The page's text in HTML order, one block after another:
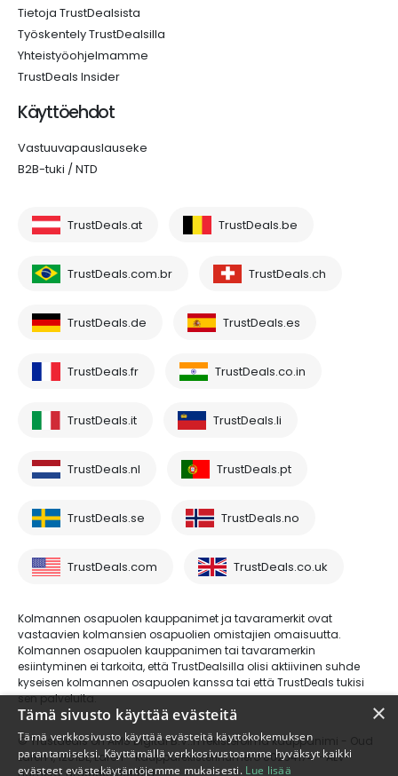
Tietoja TrustDealsista
Työskentely TrustDealsilla
Yhteistyöohjelmamme
TrustDeals Insider
Käyttöehdot
Vastuuvapauslauseke
B2B-tuki / NTD
TrustDeals.at TrustDeals.be
TrustDeals.com.br TrustDeals.ch
TrustDeals.de TrustDeals.es
TrustDeals.fr TrustDeals.co.in
TrustDeals.it TrustDeals.li
TrustDeals.nl TrustDeals.pt
TrustDeals.se TrustDeals.no
TrustDeals.com TrustDeals.co.uk
Kolmannen osapuolen kauppanimet ja tavaramerkit ovat
vastaavien kolmansien osapuolien omistajien omaisuutta.
Kolmannen osapuolen kauppanimen tai tavaramerkin
esiintyminen ei tarkoita, että TrustDealsilla olisi aktiivinen suhde
kyseisen kolmannen osapuolen kanssa tai että TrustDeals tukisi
sen palveluita.
© Trustdeals on AMS Digital B.V.:n rekisteröimä kauppanimi - Oud
Laren 1, 1251BL, Laren - kaupparekisterinumero 80264174 - ALV-
numero: NL861609360B01
×
Tämä sivusto käyttää evästeitä
Tämä verkkosivusto käyttää evästeitä käyttökokemuksen
parantamiseksi. Käyttämällä verkkosivustoamme hyväksyt kaikki
evästeet evästekäytäntöjemme mukaisesti. Lue lisää